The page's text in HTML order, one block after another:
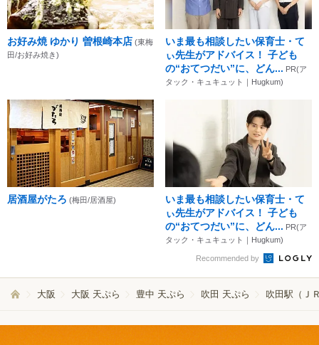
お好み焼 ゆかり 曽根崎本店 (東梅
田/お好み焼き)
いま最も相談したい保育士・て
ぃ先生がアドバイス！ 子ども
の“おてつだい”に、どん... PR(ア
タック・キュキュット｜Hugkum)
居酒屋がたろ (梅田/居酒屋)
いま最も相談したい保育士・て
ぃ先生がアドバイス！ 子ども
の“おてつだい”に、どん... PR(ア
タック・キュキュット｜Hugkum)
Recommended by
大阪 大阪 天ぷら 豊中 天ぷら 吹田 天ぷら 吹田駅（Ｊ